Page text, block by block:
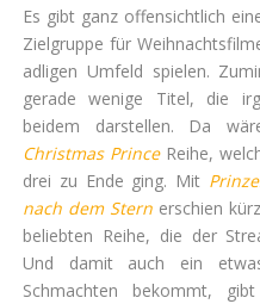
Es gibt ganz offensichtlich
Zielgruppe für
adligen Umfeld spielen.
gerade wenige Titel, die
beidem darstellen. Da
Christmas PrinceReihe,
drei zu Ende ging. Mit
nach dem Stern erschien
beliebten Reihe, die der
Und damit auch ein
Schmachten bekommt,